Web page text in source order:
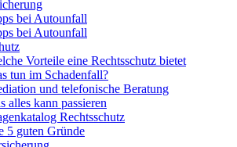
bei Autounfall
bei Autounfall
Vorteile eine Rechtsschutz bietet
tun im Schadenfall?
und telefonische Beratung
alles kann passieren
Rechtsschutz
5 guten Gründe